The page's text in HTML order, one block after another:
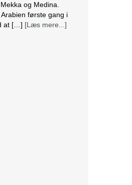
og Medina.
første gang i
at […] [Læs mere...]